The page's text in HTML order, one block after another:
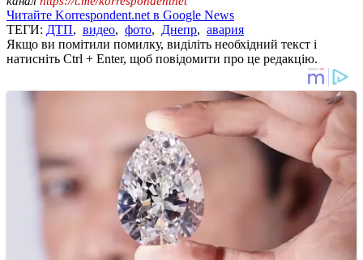
Читайте Korrespondent.net в Google News
ТЕГИ: ДТП, видео, фото, Днепр, авария
Якщо ви помітили помилку, виділіть необхідний текст і
натисніть Ctrl + Enter, щоб повідомити про це редакцію.